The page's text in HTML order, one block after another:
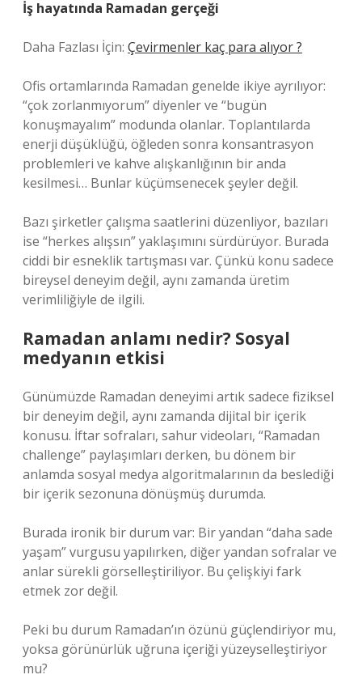
İş hayatında Ramadan gerçeği
Daha Fazlası İçin: Çevirmenler kaç para alıyor ?
Ofis ortamlarında Ramadan genelde ikiye ayrılıyor:
“çok zorlanmıyorum” diyenler ve “bugün
konuşmayalım” modunda olanlar. Toplantılarda
enerji düşüklüğü, öğleden sonra konsantrasyon
problemleri ve kahve alışkanlığının bir anda
kesilmesi… Bunlar küçümsenecek şeyler değil.
Bazı şirketler çalışma saatlerini düzenliyor, bazıları
ise “herkes alışsın” yaklaşımını sürdürüyor. Burada
ciddi bir esneklik tartışması var. Çünkü konu sadece
bireysel deneyim değil, aynı zamanda üretim
verimliliğiyle de ilgili.
Ramadan anlamı nedir? Sosyal
medyanın etkisi
Günümüzde Ramadan deneyimi artık sadece fiziksel
bir deneyim değil, aynı zamanda dijital bir içerik
konusu. İftar sofraları, sahur videoları, “Ramadan
challenge” paylaşımları derken, bu dönem bir
anlamda sosyal medya algoritmalarının da beslediği
bir içerik sezonuna dönüşmüş durumda.
Burada ironik bir durum var: Bir yandan “daha sade
yaşam” vurgusu yapılırken, diğer yandan sofralar ve
anlar sürekli görselleştiriliyor. Bu çelişkiyi fark
etmek zor değil.
Peki bu durum Ramadan’ın özünü güçlendiriyor mu,
yoksa görünürlük uğruna içeriği yüzeyselleştiriyor
mu?